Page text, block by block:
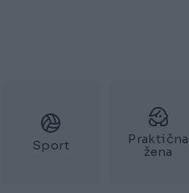
Sport
Praktična
žena